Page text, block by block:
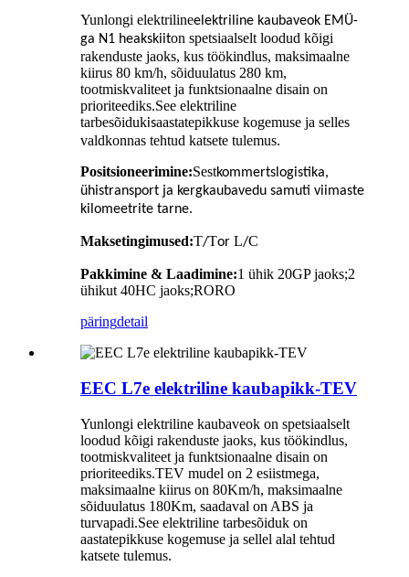
Yunlongi elektrilineelektriline kaubaveok EMÜ-
ga N1 heakskiiton spetsiaalselt loodud kõigi
rakenduste jaoks, kus töökindlus, maksimaalne
kiirus 80 km/h, sõiduulatus 280 km,
tootmiskvaliteet ja funktsionaalne disain on
prioriteediks.See elektriline
tarbesõidukisaastatepikkuse kogemuse ja selles
valdkonnas tehtud katsete tulemus.
Positsioneerimine:Sestkommertslogistika,
ühistransport ja kergkaubavedu samuti viimaste
kilomeetrite tarne.
Maksetingimused:T/Tor L/C
Pakkimine & Laadimine:1 ühik 20GP jaoks;2
ühikut 40HC jaoks;RORO
päringdetail
EEC L7e elektriline kaubapikk-TEV
Yunlongi elektriline kaubaveok on spetsiaalselt
loodud kõigi rakenduste jaoks, kus töökindlus,
tootmiskvaliteet ja funktsionaalne disain on
prioriteediks.TEV mudel on 2 esiistmega,
maksimaalne kiirus on 80Km/h, maksimaalne
sõiduulatus 180Km, saadaval on ABS ja
turvapadi.See elektriline tarbesõiduk on
aastatepikkuse kogemuse ja sellel alal tehtud
katsete tulemus.